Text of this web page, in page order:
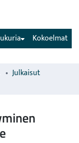
Kokoelmat
Julkaisut